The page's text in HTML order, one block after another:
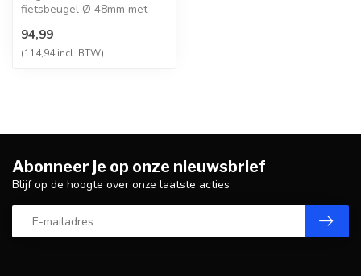
fietsbeugel Ø 48mm met
94,99
(114,94 incl. BTW)
Abonneer je op onze nieuwsbrief
Blijf op de hoogte over onze laatste acties